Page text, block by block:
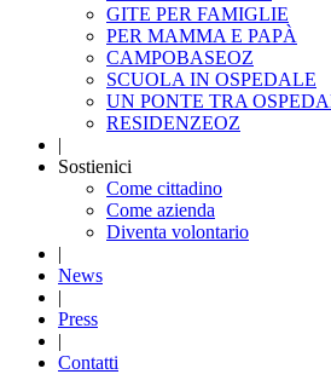
GITE PER FAMIGLIE
PER MAMMA E PAPÀ
CAMPOBASEOZ
SCUOLA IN OSPEDALE
UN PONTE TRA
RESIDENZEOZ
|
Sostienici
Come cittadino
Come azienda
Diventa volontario
|
News
|
Press
|
Contatti